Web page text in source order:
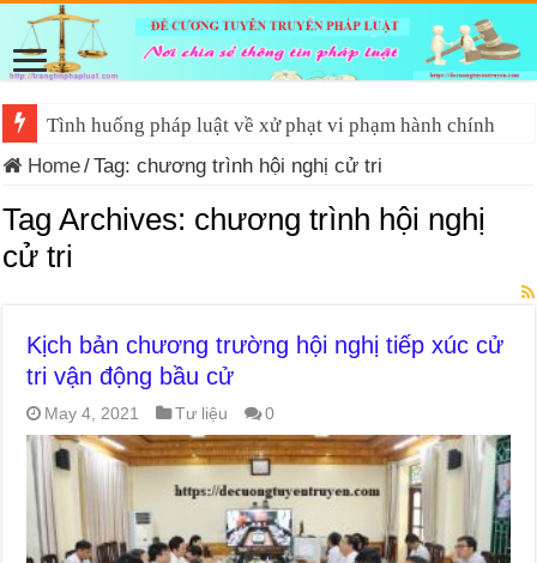
Tình huống pháp luật về xử phạt vi phạm hành chính
Home/Tag:chương trình hội nghị cử tri
Tag Archives: chương trình hội nghị
cử tri
Kịch bản chương trường hội nghị tiếp xúc cử
tri vận động bầu cử
May 4, 2021 Tư liệu 0